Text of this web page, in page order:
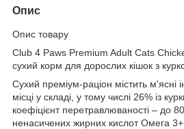
Опис
Опис товару
Club 4 Paws Premium Adult Cats
сухий корм для дорослих кішок з
Сухий преміум-раціон містить м'ясні
місці у складі, у тому числі 26% із
коефіцієнт перетравлюваності – до
ненасичених жирних кислот Омега